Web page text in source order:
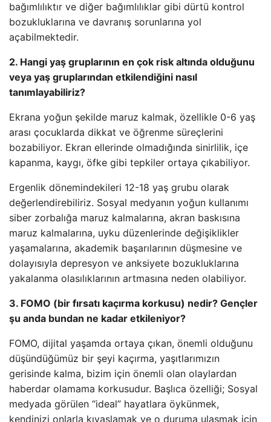
bağımlılıktır ve diğer bağımlılıklar gibi dürtü kontrol
bozukluklarına ve davranış sorunlarına yol
açabilmektedir.
2. Hangi yaş gruplarının en çok risk altında olduğunu
veya yaş gruplarından etkilendiğini nasıl
tanımlayabiliriz?
Ekrana yoğun şekilde maruz kalmak, özellikle 0-6 yaş
arası çocuklarda dikkat ve öğrenme süreçlerini
bozabiliyor. Ekran ellerinde olmadığında sinirlilik, içe
kapanma, kaygı, öfke gibi tepkiler ortaya çıkabiliyor.
Ergenlik dönemindekileri 12-18 yaş grubu olarak
değerlendirebiliriz. Sosyal medyanın yoğun kullanımı
siber zorbalığa maruz kalmalarına, akran baskısına
maruz kalmalarına, uyku düzenlerinde değişiklikler
yaşamalarına, akademik başarılarının düşmesine ve
dolayısıyla depresyon ve anksiyete bozukluklarına
yakalanma olasılıklarının artmasına neden olabiliyor.
3. FOMO (bir fırsatı kaçırma korkusu) nedir? Gençler
şu anda bundan ne kadar etkileniyor?
FOMO, dijital yaşamda ortaya çıkan, önemli olduğunu
düşündüğümüz bir şeyi kaçırma, yaşıtlarımızın
gerisinde kalma, bizim için önemli olan olaylardan
haberdar olamama korkusudur. Başlıca özelliği; Sosyal
medyada görülen “ideal” hayatlara öykünmek,
kendinizi onlarla kıyaslamak ve o duruma ulaşmak için